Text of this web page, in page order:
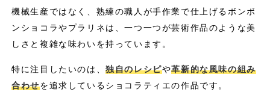
機械生産ではなく、熟練の職人が手作業で仕上げるボンボ
ンショコラやプラリネは、一つ一つが芸術作品のような美
しさと複雑な味わいを持っています。
特に注目したいのは、独自のレシピや革新的な風味の組み
合わせを追求しているショコラティエの作品です。